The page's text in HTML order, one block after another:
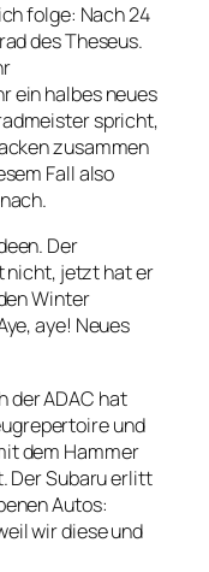
folge: Nach 24
des Theseus.
ein halbes neues
spricht,
zusammen
Fall also
Der
nicht, jetzt hat er
Winter
aye! Neues
der ADAC hat
und
dem Hammer
Der Subaru erlitt
Autos:
wir diese und